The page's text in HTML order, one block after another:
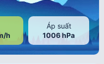
h
Áp suất
1006 hPa